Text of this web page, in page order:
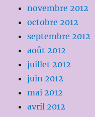
novembre 2012
octobre 2012
septembre 2012
août 2012
juillet 2012
juin 2012
mai 2012
avril 2012